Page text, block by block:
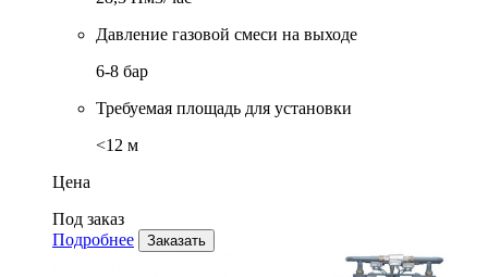
Давление газовой смеси на выходе
6-8 бар
Требуемая площадь для установки
<12 м
Цена
Под заказ
Подробнее
Заказать